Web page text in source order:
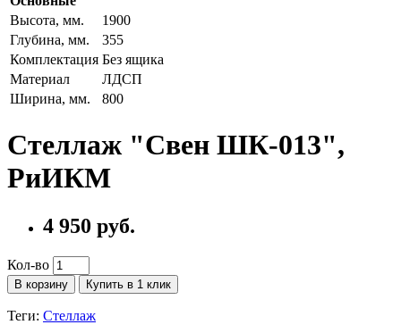
Высота, мм.
1900
Глубина, мм.
355
Комплектация Без ящика
Материал
ЛДСП
Ширина, мм.
800
Стеллаж "Свен ШК-013",
РиИКМ
4 950 руб.
Кол-во
В корзину Купить в 1 клик
Теги: Стеллаж